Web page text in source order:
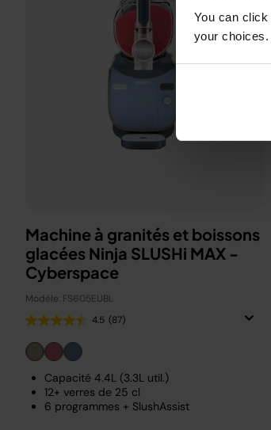
You can
your
Machine à granités et boissons
glacées Ninja SLUSHi MAX -
Cyberspace
Modèle: FS605EUBL
4.5 (87)
Capacité 4.4L (3.3L util.)
12+ verres de 25 cl
6 programmes + SlushAssist